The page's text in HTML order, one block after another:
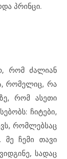
პრინცი.
რომ ძალიან
რომელიც, რა
რომ ასეთი
ჩიტები,
რომლებსაც
მე ჩემი თავი
სადაც